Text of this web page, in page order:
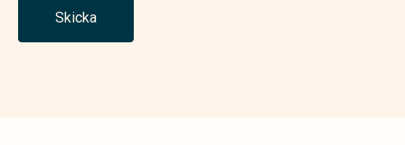
Skicka